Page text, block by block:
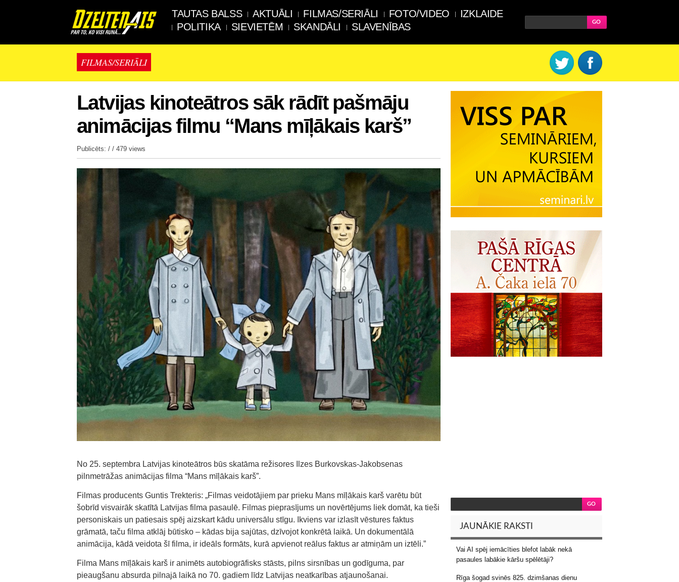
TAUTAS BALSS AKTUĀLI FILMAS/SERIĀLI FOTO/VIDEO
IZKLAIDE
POLITIKA
SIEVIETĒM SKANDĀLI SLAVENĪBAS
FILMAS/SERIĀLI
Latvijas kinoteātros sāk rādīt pašmāju
animācijas filmu “Mans mīļākais karš”
Publicēts: / / 479 views
No 25. septembra Latvijas kinoteātros būs skatāma režisores Ilzes Burkovskas-Jakobsenas
pilnmetrāžas animācijas filma “Mans mīļākais karš”.
Filmas producents Guntis Trekteris: „Filmas veidotājiem par prieku Mans mīļākais karš varētu būt
šobrīd visvairāk skatītā Latvijas filma pasaulē. Filmas pieprasījums un novērtējums liek domāt, ka tieši
personiskais un patiesais spēj aizskart kādu universālu stīgu. Ikviens var izlasīt vēstures faktus
grāmatā, taču filma atklāj būtisko – kādas bija sajūtas, dzīvojot konkrētā laikā. Un dokumentālā
animācija, kādā veidota šī filma, ir ideāls formāts, kurā apvienot reālus faktus ar atmiņām un iztēli.”
Filma Mans mīļākais karš ir animēts autobiogrāfisks stāsts, pilns sirsnības un godīguma, par
pieaugšanu absurda pilnajā laikā no 70. gadiem līdz Latvijas neatkarības atjaunošanai.
JAUNĀKIE RAKSTI
Vai AI spēj iemācīties blefot labāk nekā
pasaules labākie kāršu spēlētāji?
Rīga šogad svinēs 825. dzimšanas dienu